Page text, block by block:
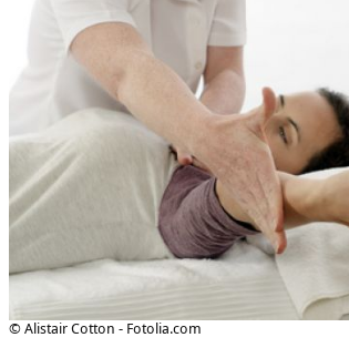
© Alistair Cotton - Fotolia.com